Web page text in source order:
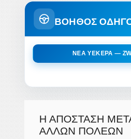
ΒΟΗΘΟΣ
ΝΈΑ YEKEPA —
Η ΑΠΌΣΤΑΣΗ
ΆΛΛΩΝ ΠΌΛΕΩΝ